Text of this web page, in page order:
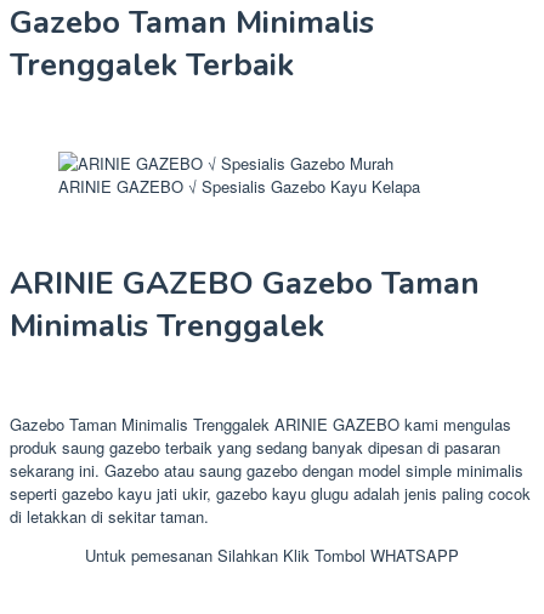
Gazebo Taman Minimalis
Trenggalek Terbaik
ARINIE GAZEBO √ Spesialis Gazebo Kayu Kelapa
ARINIE GAZEBO Gazebo Taman
Minimalis Trenggalek
Gazebo Taman Minimalis Trenggalek ARINIE GAZEBO kami mengulas
produk saung gazebo terbaik yang sedang banyak dipesan di pasaran
sekarang ini. Gazebo atau saung gazebo dengan model simple minimalis
seperti gazebo kayu jati ukir, gazebo kayu glugu adalah jenis paling cocok
di letakkan di sekitar taman.
Untuk pemesanan Silahkan Klik Tombol WHATSAPP